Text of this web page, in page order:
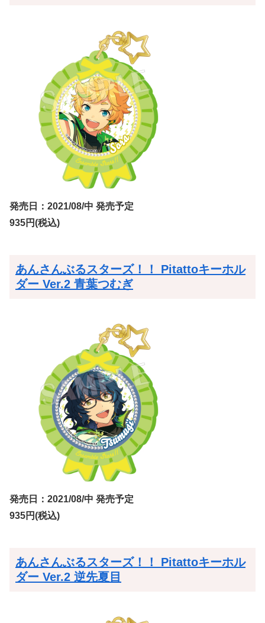
発売日：2021/08/中 発売予定
935円(税込)
あんさんぶるスターズ！！ Pitattoキーホル
ダー Ver.2 青葉つむぎ
発売日：2021/08/中 発売予定
935円(税込)
あんさんぶるスターズ！！ Pitattoキーホル
ダー Ver.2 逆先夏目